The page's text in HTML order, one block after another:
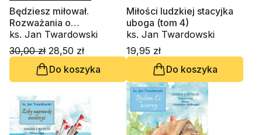
Będziesz miłował.
Rozważania o
przykazaniu miłości
ks. Jan Twardowski
30,00 zł 28,50 zł
Do koszyka
Miłości ludzkiej stacyjka
uboga (tom 4)
ks. Jan Twardowski
19,95 zł
Do koszyka